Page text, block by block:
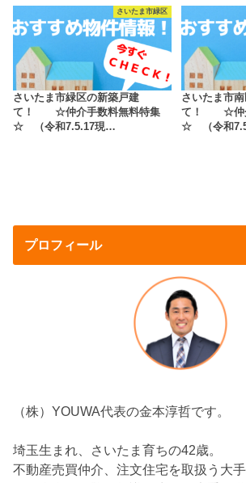
さいたま市緑区
さいたま市緑区の新築戸建
て！ ☆仲介手数料無料特集
☆ （令和7.5.17現…
さいたま市
て！ ☆仲介
☆ （令和
プロフィール
（株）YOUWA代表の金本淳哲です。
埼玉生まれ、さいたま育ちの42歳。
不動産売買仲介、注文住宅を取扱う大